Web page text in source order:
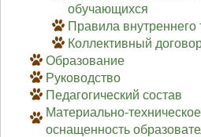
обучающихся
Правила внутреннего
Коллективный
Образование
Руководство
Педагогический состав
Материально-
оснащенность